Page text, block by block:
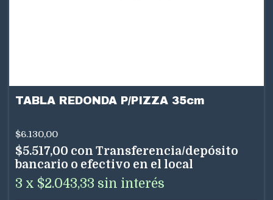
TABLA REDONDA P/PIZZA 35cm
$6.130,00
$5.517,00 con Transferencia/depósito
bancario o efectivo en el local
3 x $2.043,33 sin interés